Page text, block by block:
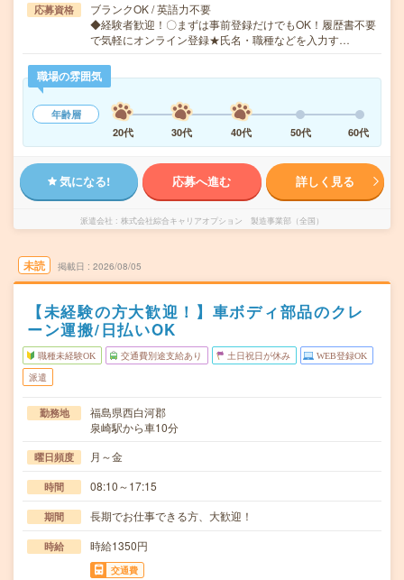
応募資格
ブランクOK / 英語力不要
◆経験者歓迎！〇まずは事前登録だけでもOK！履歴書不要
で気軽にオンライン登録★氏名・職種などを入力す…
職場の雰囲気
年齢層
20代
30代 40代 50代 60代
気になる! 応募へ進む 詳しく見る
派遣会社 株式会社綜合キャリアオプション 製造事業部（全国）
未読 掲載日 2026/08/05
【未経験の方大歓迎！】車ボディ部品のクレ
ーン運搬/日払いOK
職種未経験OK 交通費別途支給あり 土日祝日が休み WEB登録OK
派遣
勤務地
福島県西白河郡
泉崎駅から車10分
曜日頻度 月～金
時間 08:10～17:15
期間 長期でお仕事できる方、大歓迎！
時給 時給1350円
交通費